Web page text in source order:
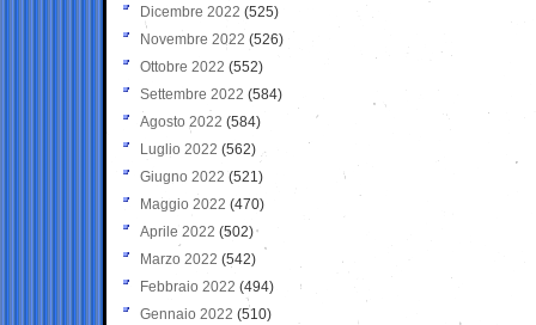
Dicembre 2022 (525)
Novembre 2022 (526)
Ottobre 2022 (552)
Settembre 2022 (584)
Agosto 2022 (584)
Luglio 2022 (562)
Giugno 2022 (521)
Maggio 2022 (470)
Aprile 2022 (502)
Marzo 2022 (542)
Febbraio 2022 (494)
Gennaio 2022 (510)